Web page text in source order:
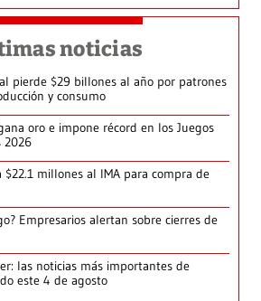
noticias
pierde $29 billones al año por patrones
y consumo
oro e impone récord en los Juegos
2026
$22.1 millones al IMA para compra de
Empresarios alertan sobre cierres de
las noticias más importantes de
este 4 de agosto